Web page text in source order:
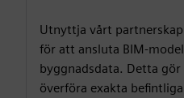
Utnyttja vårt
för att ansluta BIM-
byggnadsdata. Detta
överföra exakta